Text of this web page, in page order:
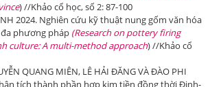
) //Khảo cổ học, số 2: 87-100
2024. Nghiên cứu kỹ thuật nung gốm văn hóa
phương pháp (Research on pottery firing
culture: A multi-method approach) //Khảo cổ
QUANG MIÊN, LÊ HẢI ĐĂNG VÀ ĐÀO PHI
tích thành phần hợp kim tiền đồng thời Đinh-